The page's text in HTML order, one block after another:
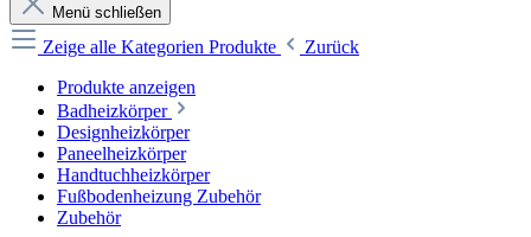
Menü schließen
Zeige alle Kategorien Produkte
Zurück
Produkte anzeigen
Badheizkörper
Designheizkörper
Paneelheizkörper
Handtuchheizkörper
Fußbodenheizung Zubehör
Zubehör